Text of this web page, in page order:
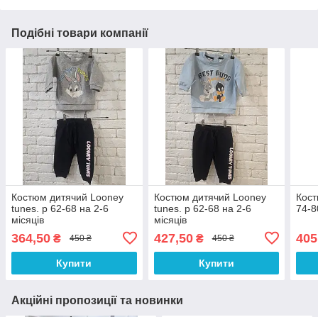
Подібні товари компанії
Костюм дитячий Looney
tunes. р 62-68 на 2-6
місяців
364,50 ₴ 450 ₴
Купити
Костюм дитячий Looney
tunes. р 62-68 на 2-6
місяців
427,50₴ 450 ₴
Купити
74-
405
Акційні пропозиції та новинки